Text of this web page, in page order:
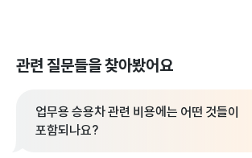
관련 질문들을 찾아봤어요
업무용 승용차 관련 비용에는 어떤 것들이
포함되나요?